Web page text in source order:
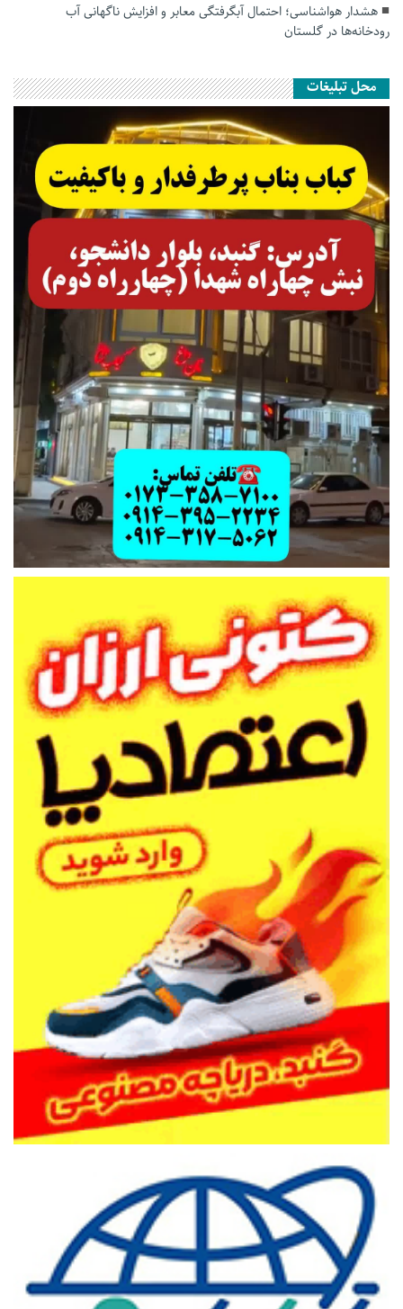
هشدار هواشناسی؛ احتمال آبگرفتگی معابر و افزایش ناگهانی آب
رودخانه‌ها در گلستان
محل تبلیغات